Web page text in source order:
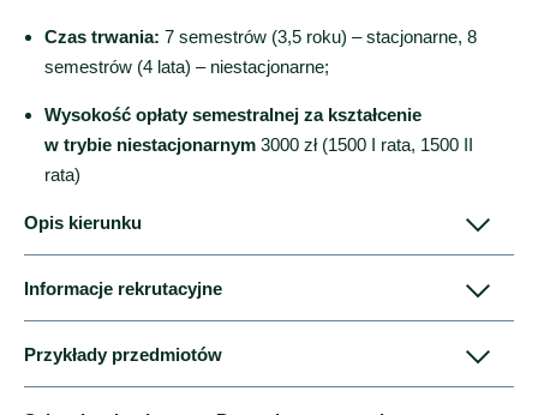
Czas trwania: 7 semestrów (3,5 roku) – stacjonarne, 8
semestrów (4 lata) – niestacjonarne;
Wysokość opłaty semestralnej za kształcenie
w trybie niestacjonarnym 3000 zł (1500 I rata, 1500 II
rata)
Opis kierunku
z odnawialnych źródeł, wymogi przepisów i zobowiązań
międzynarodowych oraz wsparcie finansowe ze
Informacje rekrutacyjne
Przykłady przedmiotów